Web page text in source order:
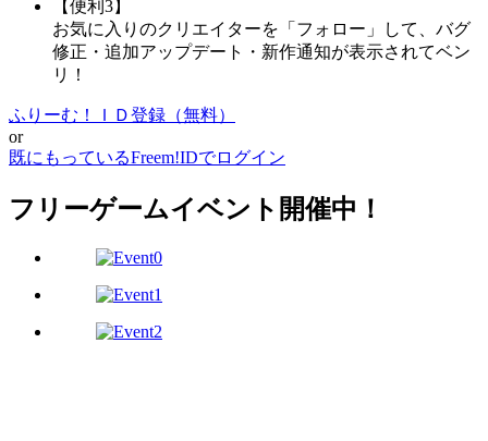
【便利3】
お気に入りのクリエイターを「フォロー」して、バグ
修正・追加アップデート・新作通知が表示されてベン
リ！
ふりーむ！ＩＤ登録（無料）
or
既にもっているFreem!IDでログイン
フリーゲームイベント開催中！